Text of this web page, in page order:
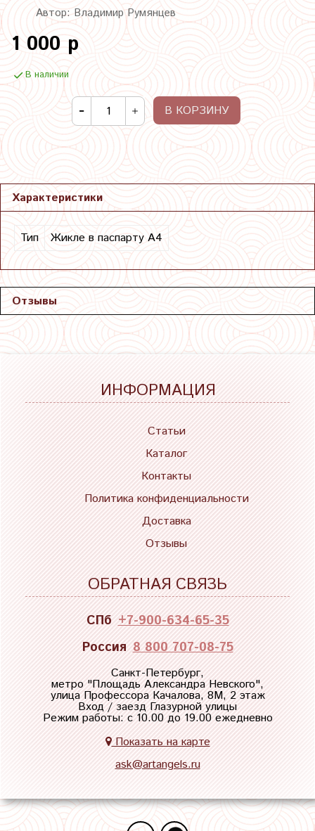
Автор: Владимир Румянцев
1 000 р
В наличии
В КОРЗИНУ
Характеристики
Тип Жикле в паспарту А4
Отзывы
ИНФОРМАЦИЯ
Статьи
Каталог
Контакты
Политика конфиденциальности
Доставка
Отзывы
ОБРАТНАЯ СВЯЗЬ
СПб +7-900-634-65-35
Россия 8 800 707-08-75
Санкт-Петербург,
метро "Площадь Александра Невского",
улица Профессора Качалова, 8М, 2 этаж
Вход / заезд Глазурной улицы
Режим работы: с 10.00 до 19.00 ежедневно
Показать на карте
ask@artangels.ru